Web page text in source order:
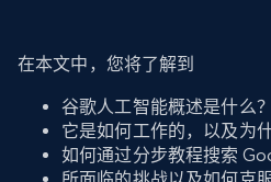
在本文中，您将了解到
谷歌人工智能概述是什么？
它是如何工作的，以及为
如何通过分步教程搜索